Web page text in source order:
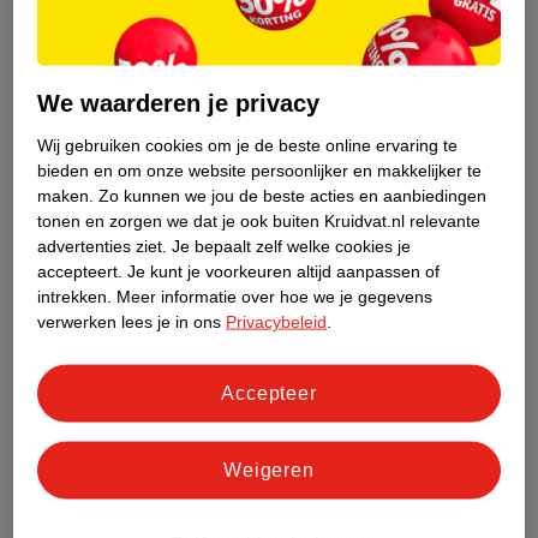
Blush Slaapzak
Zomer/Lente 0-6 Mnd
roze, 0-6 mnd
Verkoop via partner
75SB4BBB-ZS517-439
Schoudertas
Roze, One Size, 0 L
Verkoop via partner
* aanbevolen verkoopprijs
leverancier
We waarderen je privacy
Wij gebruiken cookies om je de beste online ervaring te
bieden en om onze website persoonlijker en makkelijker te
maken. Zo kunnen we jou de beste acties en aanbiedingen
tonen en zorgen we dat je ook buiten Kruidvat.nl relevante
advertenties ziet. Je bepaalt zelf welke cookies je
accepteert. Je kunt je voorkeuren altijd aanpassen of
intrekken.
Meer informatie over hoe we je gegevens
verwerken lees je in ons Privacybeleid
Weigeren
Accepteer